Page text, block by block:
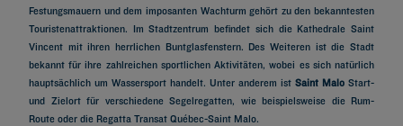
Festungsmauern und dem imposanten Wachturm gehört zu den bekanntesten
Touristenattraktionen. Im Stadtzentrum befindet sich die Kathedrale Saint
Vincent mit ihren herrlichen Buntglasfenstern. Des Weiteren ist die Stadt
bekannt für ihre zahlreichen sportlichen Aktivitäten, wobei es sich natürlich
hauptsächlich um Wassersport handelt. Unter anderem ist Saint Malo Start-
und Zielort für verschiedene Segelregatten, wie beispielsweise die Rum-
Route oder die Regatta Transat Québec-Saint Malo.